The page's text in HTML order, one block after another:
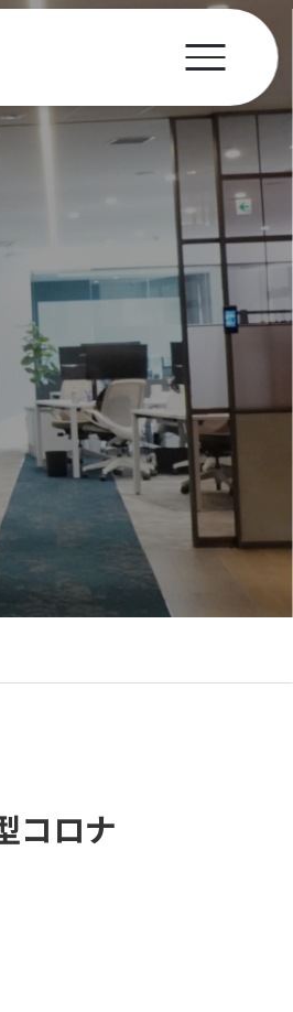
コロナ